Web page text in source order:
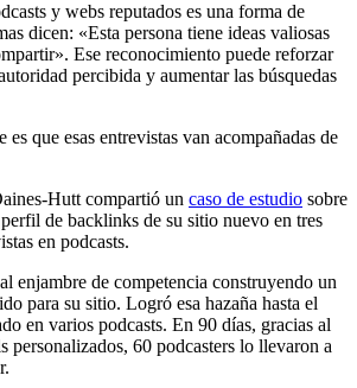
y webs reputados es una forma de
dicen: «Esta persona tiene ideas valiosas
Ese reconocimiento puede reforzar
percibida y aumentar las búsquedas
es que esas entrevistas van acompañadas de
Hutt compartió un caso de estudio sobre
de backlinks de su sitio nuevo en tres
en podcasts.
enjambre de competencia construyendo un
para su sitio. Logró esa hazaña hasta el
en varios podcasts. En 90 días, gracias al
personalizados, 60 podcasters lo llevaron a